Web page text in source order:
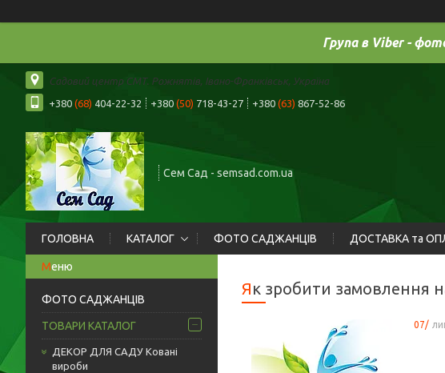
Група в Viber -
Садовий центр СМТ. Рожнятів, Івано-Франківськ, Україна
+380 (68) 404-22-32 +380 (50) 718-43-27 +380 (63) 867-52-86
Сем Сад - semsad.com.ua
ГОЛОВНА КАТАЛОГ ФОТО САДЖАНЦІВ ДОСТАВКА та
ФОТО САДЖАНЦІВ
ТОВАРИ КАТАЛОГ
ДЕКОР ДЛЯ САДУ Ковані
вироби
Як зробити замовлення
07/